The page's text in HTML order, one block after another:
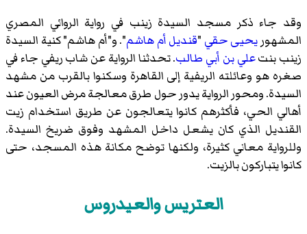
وقد جاء ذكر مسجد السيدة زينب في رواية الروائي المصري
المشهور يحيى حقي "قنديل أم هاشم". و"أم هاشم" كنية السيدة
زينب بنتعلي بن أبي طالب. تحدثنا الرواية عن شاب ريفي جاء في
صغره هو وعائلته الريفية إلى القاهرة وسكنوا بالقرب من مشهد
السيدة. ومحور الرواية يدور حول طرق معالجة مرض العيون عند
أهالي الحي، فأكثرهم كانوا يتعالجون عن طريق استخدام زيت
القنديل الذي كان يشعل داخل المشهد وفوق ضريخ السيدة.
وللرواية معاني كثيرة، ولكنها توضح مكانة هذه المسجد، حتى
كانوا يتباركون بالزيت.
العتريس والعيدروس